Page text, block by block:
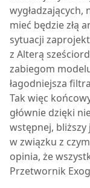
mieć będzie złą
sytuacji
z Alterą
zabiegom
łagodniejsza
Tak więc
głównie dzięki
wstępnej, bliższy
w związku z
opinia, że
Przetwornik